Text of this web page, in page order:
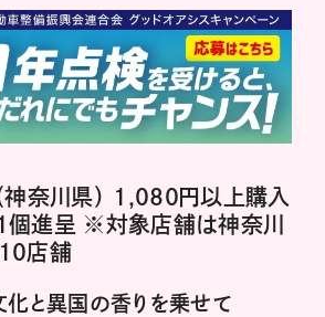
（神奈川県） 1,080円以上購入
個進呈 ※対象店舗は神奈川
店舗
と異国の香りを乗せて